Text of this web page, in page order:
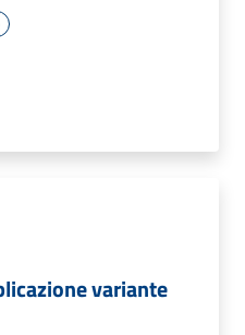
variante